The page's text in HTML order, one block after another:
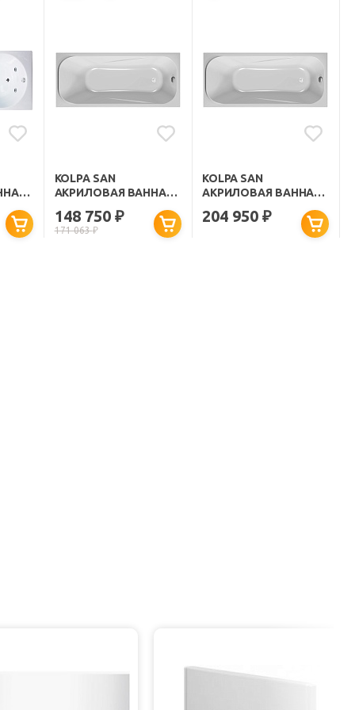
С
KOLPA SAN
АКРИЛОВАЯ ВАННА
STRING STANDART
150Х70
148 750 ₽
171 063₽
KOLPA SAN
АКРИЛОВАЯ ВАННА
STRING OPTIMA
150Х70
204 950 ₽